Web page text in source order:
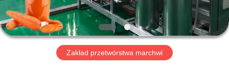
POKAZ
VR
Zakład przetwórstwa marchwi